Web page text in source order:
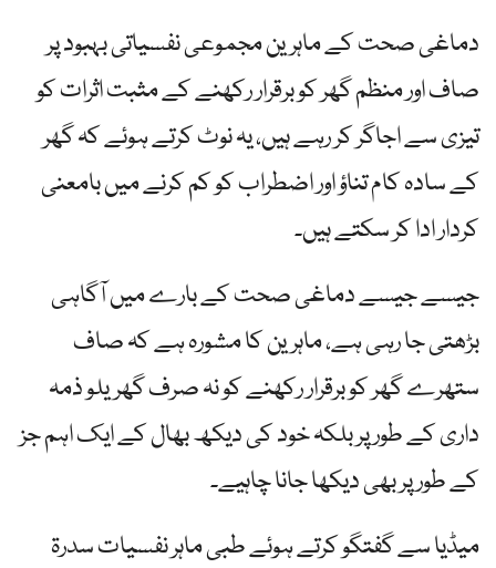
دماغی صحت کے ماہرین مجموعی نفسیاتی بہبود پر
صاف اور منظم گھر کو برقرار رکھنے کے مثبت اثرات کو
تیزی سے اجاگر کر رہے ہیں، یہ نوٹ کرتے ہوئے کہ گھر
کے سادہ کام تناؤ اور اضطراب کو کم کرنے میں بامعنی
کردار ادا کر سکتے ہیں۔
جیسے جیسے دماغی صحت کے بارے میں آگاہی
بڑھتی جا رہی ہے، ماہرین کا مشورہ ہے کہ صاف
ستھرے گھر کو برقرار رکھنے کو نہ صرف گھریلو ذمہ
داری کے طور پر بلکہ خود کی دیکھ بھال کے ایک اہم جز
کے طور پر بھی دیکھا جانا چاہیے۔
میڈیا سے گفتگو کرتے ہوئے طبی ماہر نفسیات سدرۃ